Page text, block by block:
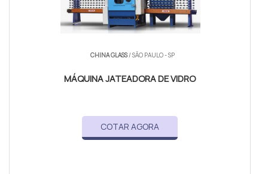
CHINA GLASS/ SÃO PAULO - SP
MÁQUINA JATEADORA DE VIDRO
COTAR AGORA